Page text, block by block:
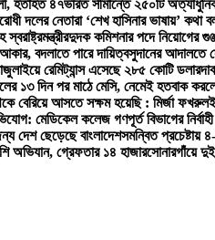
হতাহত ৪৭ভারত সীমান্তে ২৫০টি
দলের নেতারা ‘শেখ হাসিনার ভাষায়’ কথা
দুদক কমিশনার পদে নিয়োগের
বদলাতে পারে দায়িত্বসুদানের আদালতে
জুলাইয়ে রেমিট্যান্স এসেছে ২৮৫ কোটি ডলার
১৩ দিন পর মাঠে মেসি, নেমেই হতবাক
বেরিয়ে আসতে সক্ষম হয়েছি : মির্জা ফখরুল
মেডিকেল কলেজ গণপূর্ত বিভাগের
দেশ ছেড়েছে বাংলাদেশসমন্বিত প্রচেষ্টায়
অভিযান, গ্রেফতার ১৪ হাজারসোনারগাঁয়ে